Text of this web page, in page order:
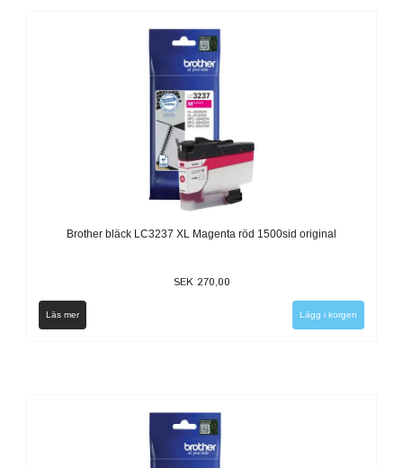
Brother bläck LC3237 XL Magenta röd 1500sid original
SEK 270,00
Läs mer